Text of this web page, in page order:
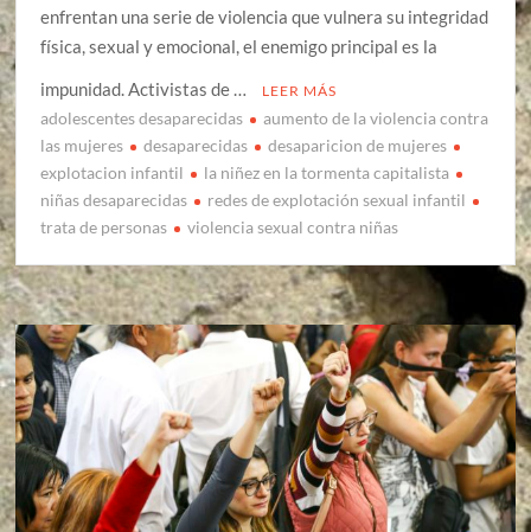
enfrentan una serie de violencia que vulnera su integridad
física, sexual y emocional, el enemigo principal es la
impunidad. Activistas de …
LEER MÁS
adolescentes desaparecidas
aumento de la violencia contra
las mujeres
desaparecidas
desaparicion de mujeres
explotacion infantil
la niñez en la tormenta capitalista
niñas desaparecidas
redes de explotación sexual infantil
trata de personas
violencia sexual contra niñas